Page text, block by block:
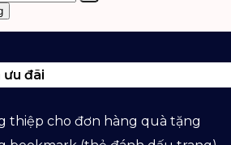
ưu đãi
thiệp cho đơn hàng quà tặng